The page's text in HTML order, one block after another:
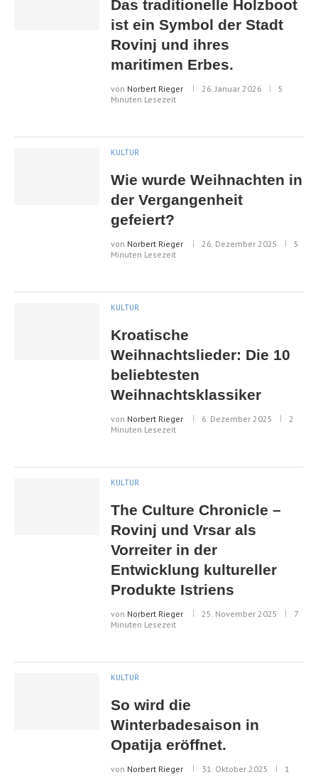
Das traditionelle Holzboot
ist ein Symbol der Stadt
Rovinj und ihres
maritimen Erbes.
von Norbert Rieger 26. Januar 2026
5
Minuten Lesezeit
KULTUR
Wie wurde Weihnachten in
der Vergangenheit
gefeiert?
von Norbert Rieger 26. Dezember 2025
5
Minuten Lesezeit
KULTUR
Kroatische
Weihnachtslieder: Die 10
beliebtesten
Weihnachtsklassiker
von Norbert Rieger 6. Dezember 2025
2
Minuten Lesezeit
KULTUR
The Culture Chronicle –
Rovinj und Vrsar als
Vorreiter in der
Entwicklung kultureller
Produkte Istriens
von Norbert Rieger 25. November 2025
7
Minuten Lesezeit
KULTUR
So wird die
Winterbadesaison in
Opatija eröffnet.
von Norbert Rieger 31. Oktober 2025
1